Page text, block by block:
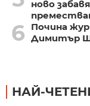
ново
6
Почина
Димитър
НАЙ-